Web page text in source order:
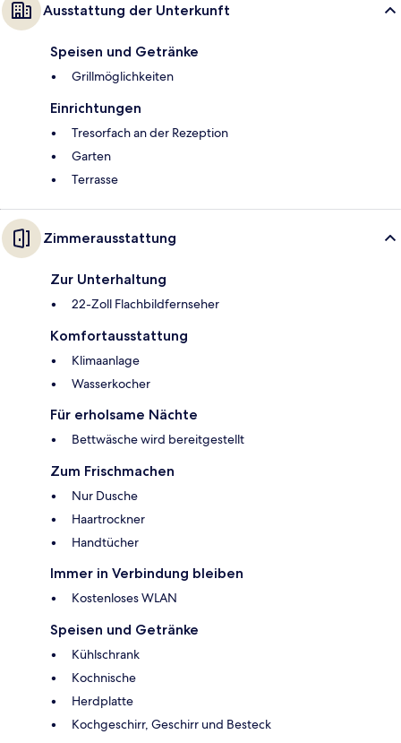
Ausstattung der Unterkunft
Speisen und Getränke
Grillmöglichkeiten
Einrichtungen
Tresorfach an der Rezeption
Garten
Terrasse
Zimmerausstattung
Zur Unterhaltung
22-Zoll Flachbildfernseher
Komfortausstattung
Klimaanlage
Wasserkocher
Für erholsame Nächte
Bettwäsche wird bereitgestellt
Zum Frischmachen
Nur Dusche
Haartrockner
Handtücher
Immer in Verbindung bleiben
Kostenloses WLAN
Speisen und Getränke
Kühlschrank
Kochnische
Herdplatte
Kochgeschirr, Geschirr und Besteck